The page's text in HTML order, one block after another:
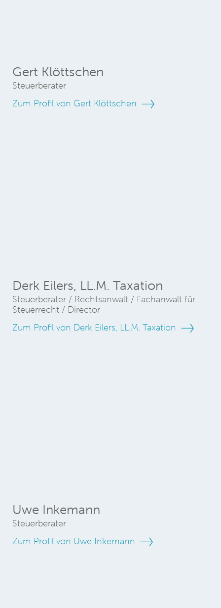
Gert Klöttschen
Steuerberater
Zum Profil von Gert Klöttschen
Derk Eilers, LL.M. Taxation
Steuerberater / Rechtsanwalt / Fachanwalt für
Steuerrecht / Director
Zum Profil von Derk Eilers, LL.M. Taxation
Uwe Inkemann
Steuerberater
Zum Profil von Uwe Inkemann